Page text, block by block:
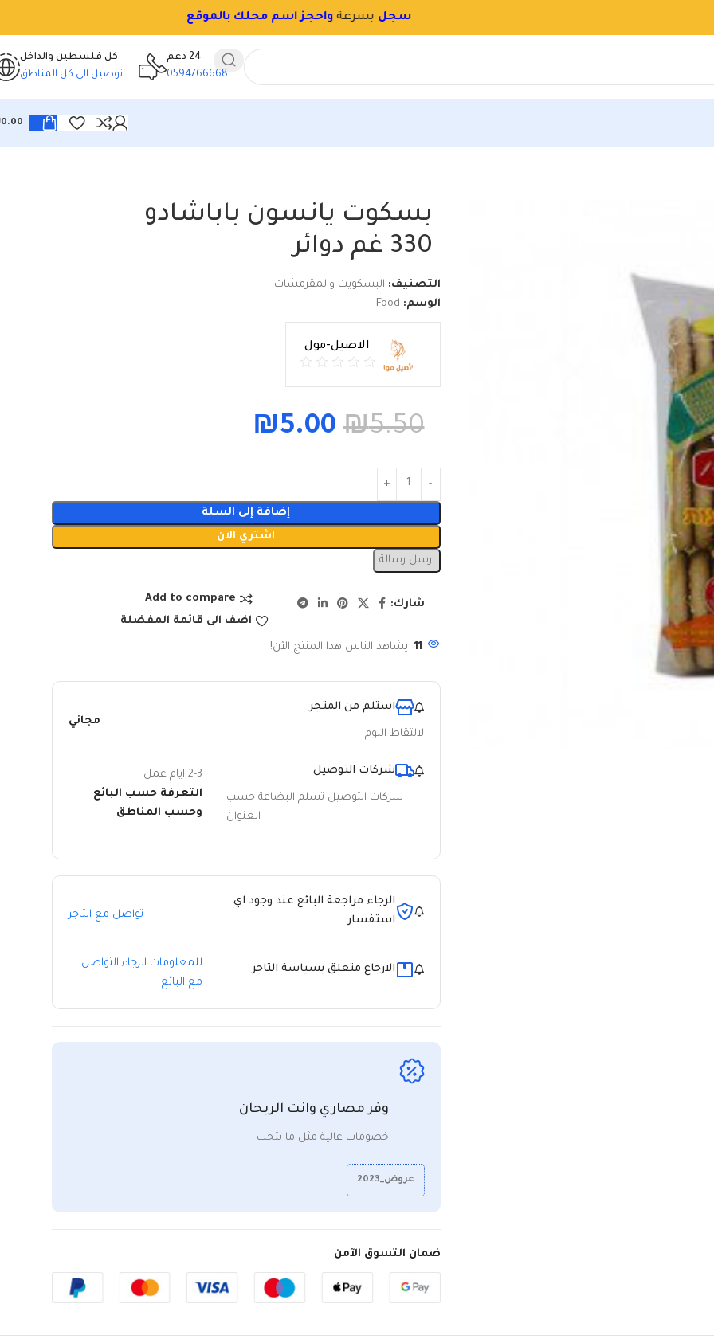
24 دعم
0594766668
كل فلسطين والداخل
توصيل الى كل المناطق
0.00
بسكوت يانسون باباشادو
330 غم دوائر
التصنيف: البسكويت والمقرمشات
الوسم: Food
الاصيل-مول
₪5.50
₪5.00
إضافة إلى السلة
اشتري الان
ارسل رسالة
Add to compare
اضف الى قائمة المفضلة
شارك:
11 يشاهد الناس هذا المنتج الآن!
استلم من المتجر
لالتقاط اليوم
مجاني
شركات التوصيل
شركات التوصيل تسلم البضاعة حسب
العنوان
2-3 ايام عمل
التعرفة حسب البائع
وحسب المناطق
الرجاء مراجعة البائع عند وجود اي
استفسار
تواصل مع التاجر
الارجاع متعلق بسياسة التاجر
للمعلومات الرجاء التواصل
مع البائع
وفر مصاري وانت الربحان
خصومات عالية مثل ما بتحب
عروض_2023
ضمان التسوق الآمن
احجز اسم محلك بالموقع